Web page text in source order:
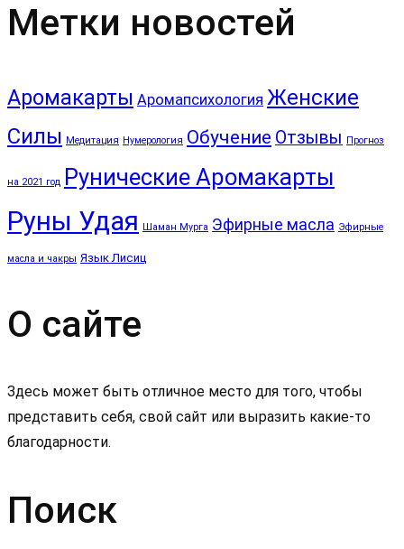
Метки новостей
Аромакарты Аромапсихология Женские
Силы Медитация Нумерология Обучение Отзывы Прогноз
на 2021 год Рунические Аромакарты
Руны Удая Шаман Мурга Эфирные масла Эфирные
масла и чакры Язык Лисиц
О сайте
Здесь может быть отличное место для того, чтобы
представить себя, свой сайт или выразить какие-то
благодарности.
Поиск